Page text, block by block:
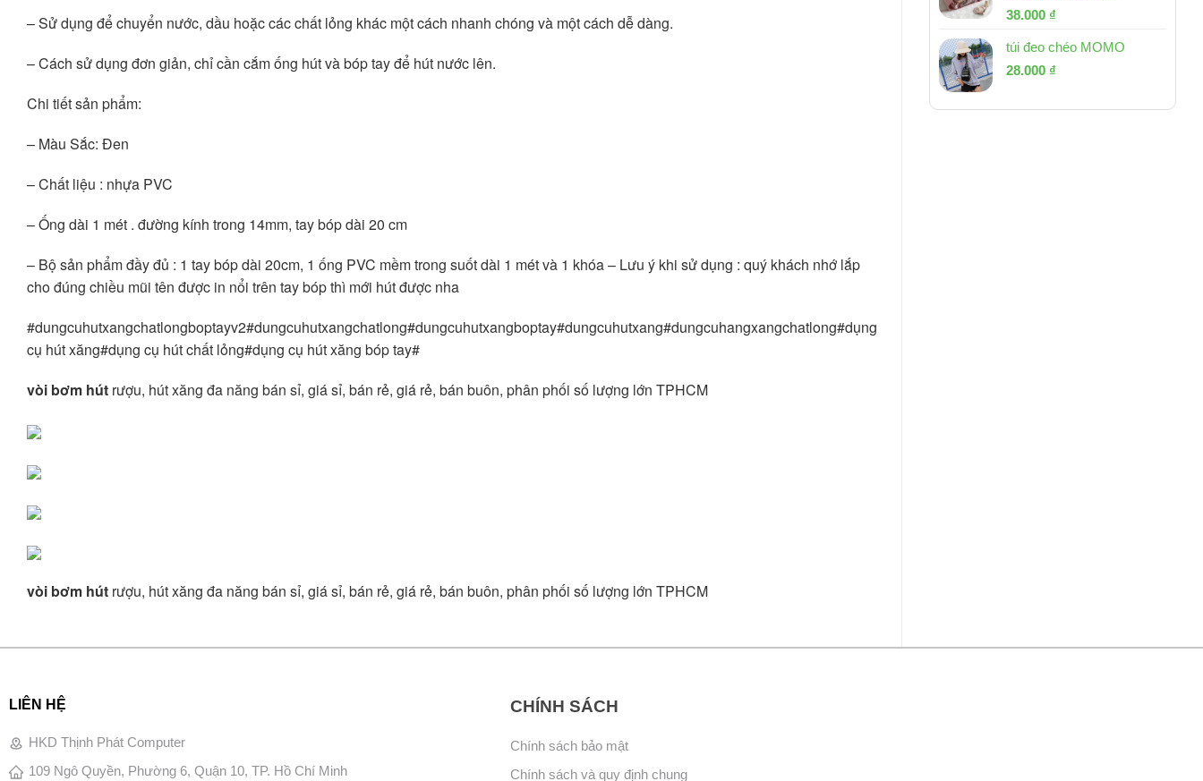
Giá
là:
53.000 ₫.
38.000 ₫
tại
túi đeo chéo MOMO
Giá
là:
28.000 ₫
tại
– Sử dụng để chuyển nước, dầu hoặc các chất lỏng khác một cách nhanh chóng và một cách dễ dàng.
– Cách sử dụng đơn giản, chỉ cần cắm ống hút và bóp tay để hút nước lên.
Chi tiết sản phẩm:
– Màu Sắc: Đen
– Chất liệu : nhựa PVC
– Ống dài 1 mét . đường kính trong 14mm, tay bóp dài 20 cm
– Bộ sản phẩm đầy đủ : 1 tay bóp dài 20cm, 1 ống PVC mềm trong suốt dài 1 mét và 1 khóa – Lưu ý khi sử dụng : quý khách nhớ lắp
cho đúng chiều mũi tên được in nổi trên tay bóp thì mới hút được nha
#dungcuhutxangchatlongboptayv2#dungcuhutxangchatlong#dungcuhutxangboptay#dungcuhutxang#dungcuhangxangchatlong#dụng
cụ hút xăng#dụng cụ hút chất lỏng#dụng cụ hút xăng bóp tay#
vòi bơm hút rượu, hút xăng đa năng bán sỉ, giá sỉ, bán rẻ, giá rẻ, bán buôn, phân phối số lượng lớn TPHCM
vòi bơm hút rượu, hút xăng đa năng bán sỉ, giá sỉ, bán rẻ, giá rẻ, bán buôn, phân phối số lượng lớn TPHCM
LIÊN HỆ
HKD Thịnh Phát Computer
109 Ngô Quyền, Phường 6, Quận 10, TP. Hồ Chí Minh
CHÍNH SÁCH
Chính sách bảo mật
Chính sách và quy định chung